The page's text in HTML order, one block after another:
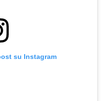
su Instagram